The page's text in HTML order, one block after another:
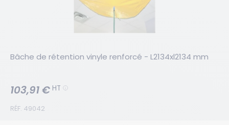
Bâche de rétention vinyle renforcé - L2134xl2134 mm
RÉF. 49042
103,91 € HT